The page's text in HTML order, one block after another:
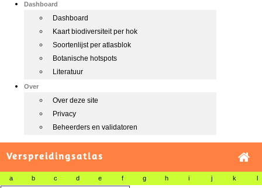
Dashboard
Dashboard
Kaart biodiversiteit per hok
Soortenlijst per atlasblok
Botanische hotspots
Literatuur
Over
Over deze site
Privacy
Beheerders en validatoren
Verspreidingsatlas
a b c d e f g h i j k l